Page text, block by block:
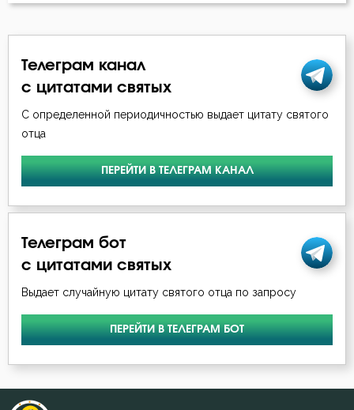
Телеграм канал
с цитатами святых
С определенной периодичностью выдает цитату святого
отца
ПЕРЕЙТИ В ТЕЛЕГРАМ КАНАЛ
Телеграм бот
с цитатами святых
Выдает случайную цитату святого отца по запросу
ПЕРЕЙТИ В ТЕЛЕГРАМ БОТ